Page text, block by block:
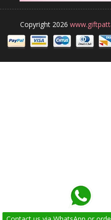
Copyright 2026